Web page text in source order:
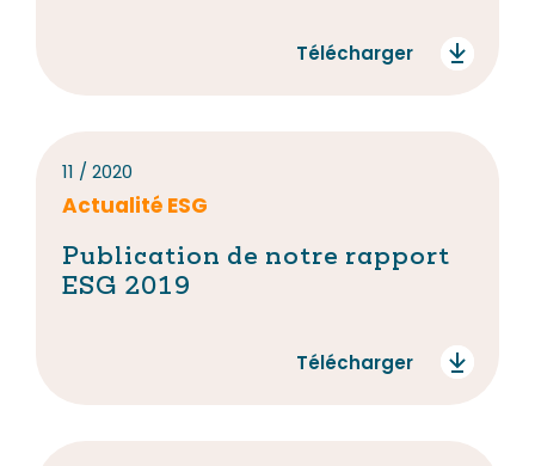
Télécharger
11 / 2020
Actualité ESG
Publication de notre rapport
ESG 2019
Télécharger